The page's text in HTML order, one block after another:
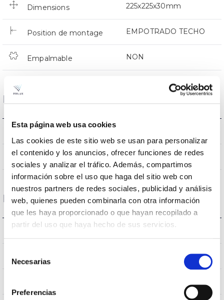
Esta página web usa cookies
Las cookies de este sitio web se usan para personalizar
el contenido y los anuncios, ofrecer funciones de redes
sociales y analizar el tráfico. Además, compartimos
información sobre el uso que haga del sitio web con
nuestros partners de redes sociales, publicidad y análisis
web, quienes pueden combinarla con otra información
que les haya proporcionado o que hayan recopilado a
partir del uso que haya hecho de sus servicios.
Necesarias
Preferencias
Dimensions 225x225x30mm
Position de montage EMPOTRADO TECHO
Empalmable NON
Données optiques
CRI Indice de rendu des couleurs 80
Logement et finition
Indice d’étanchéité IP
Intensité (A) IP40